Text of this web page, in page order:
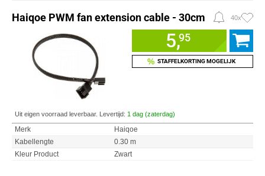
Haiqoe PWM fan extension cable - 30cm 40x
5,95
% STAFFELKORTING MOGELIJK
Uit eigen voorraad leverbaar. Levertijd: 1 dag (zaterdag)
Merk
Haiqoe
Kabellengte
0.30 m
Kleur Product
Zwart